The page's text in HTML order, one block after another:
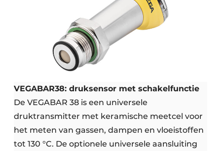
VEGABAR38: druksensor met schakelfunctie
De VEGABAR 38 is een universele
druktransmitter met keramische meetcel voor
het meten van gassen, dampen en vloeistoffen
tot 130 °C. De optionele universele aansluiting